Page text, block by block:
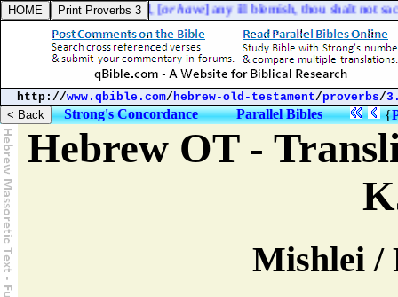
as if it be ] lame, or blind, [or have] any ill blemish, thou shalt not
http://www.qbible.com/hebrew-old-testament/proverbs/
Strong's Concordance Parallel Bibles {
Hebrew OT -
Mishlei /